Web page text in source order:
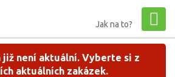
Jak na to?
již není aktuální. Vyberte si z
aktuálních zakázek.